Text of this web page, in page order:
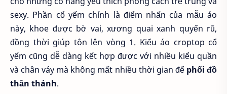
sexy. Phần cổ yếm chính là điểm nhấn của mẫu áo
này, khoe được bờ vai, xương quai xanh quyến rũ,
đồng thời giúp tôn lên vòng 1. Kiểu áo croptop cổ
yếm cũng dễ dàng kết hợp được với nhiều kiểu quần
và chân váy mà không mất nhiều thời gian để phối đồ
thần thánh.